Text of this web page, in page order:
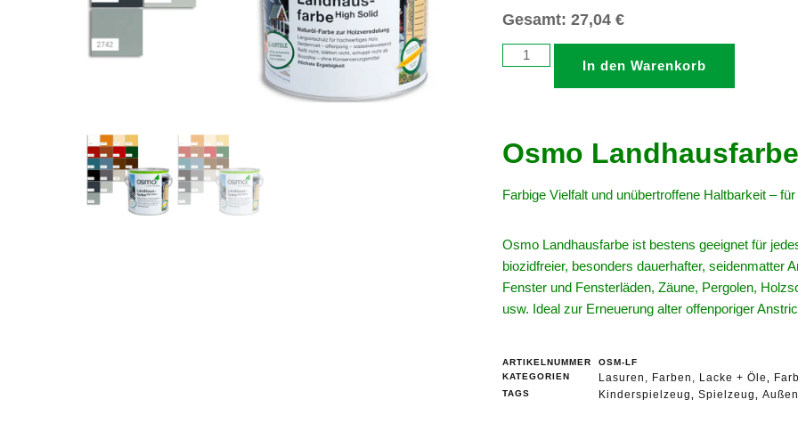
Gesamt: 27,04 €
In den Warenkorb
Osmo
Farbige Vielfalt und unübertroffene Haltbarkeit –
Osmo Landhausfarbe ist bestens geeignet für
biozidfreier, besonders dauerhafter, seidenmatter
Fenster und Fensterläden, Zäune, Pergolen,
usw. Ideal zur Erneuerung alter offenporiger
ARTIKELNUMMER
OSM-LF
KATEGORIEN
Lasuren, Farben, Lacke + Öle
TAGS Kinderspielzeug Spielzeug